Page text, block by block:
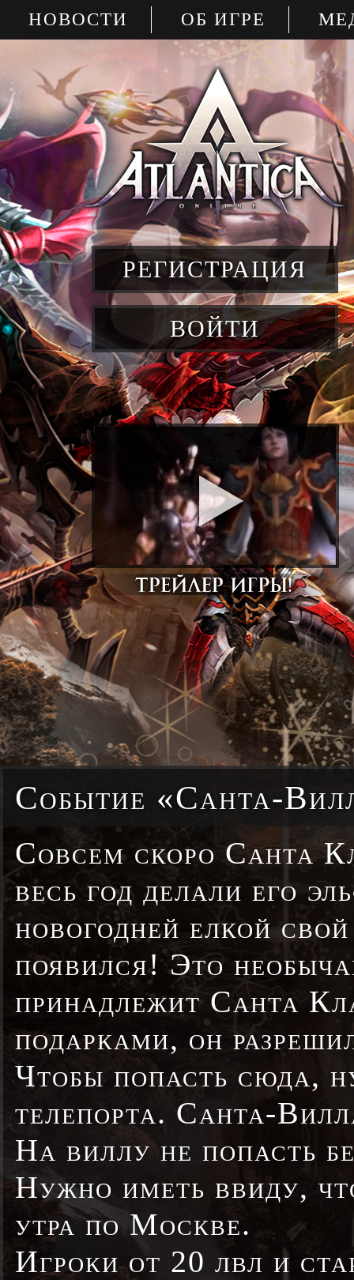
НОВОСТИ ОБ ИГРЕ
РЕГИСТРАЦИЯ
ВОЙТИ
Событие «Санта-
Совсем скоро Санта
весь год делали его
новогодней елкой
появился! Это
принадлежит Санта
подарками, он
Чтобы попасть сюда,
телепорта. Санта-
На виллу не попасть
Нужно иметь ввиду,
утра по Москве.
Игроки от 20 лвл и